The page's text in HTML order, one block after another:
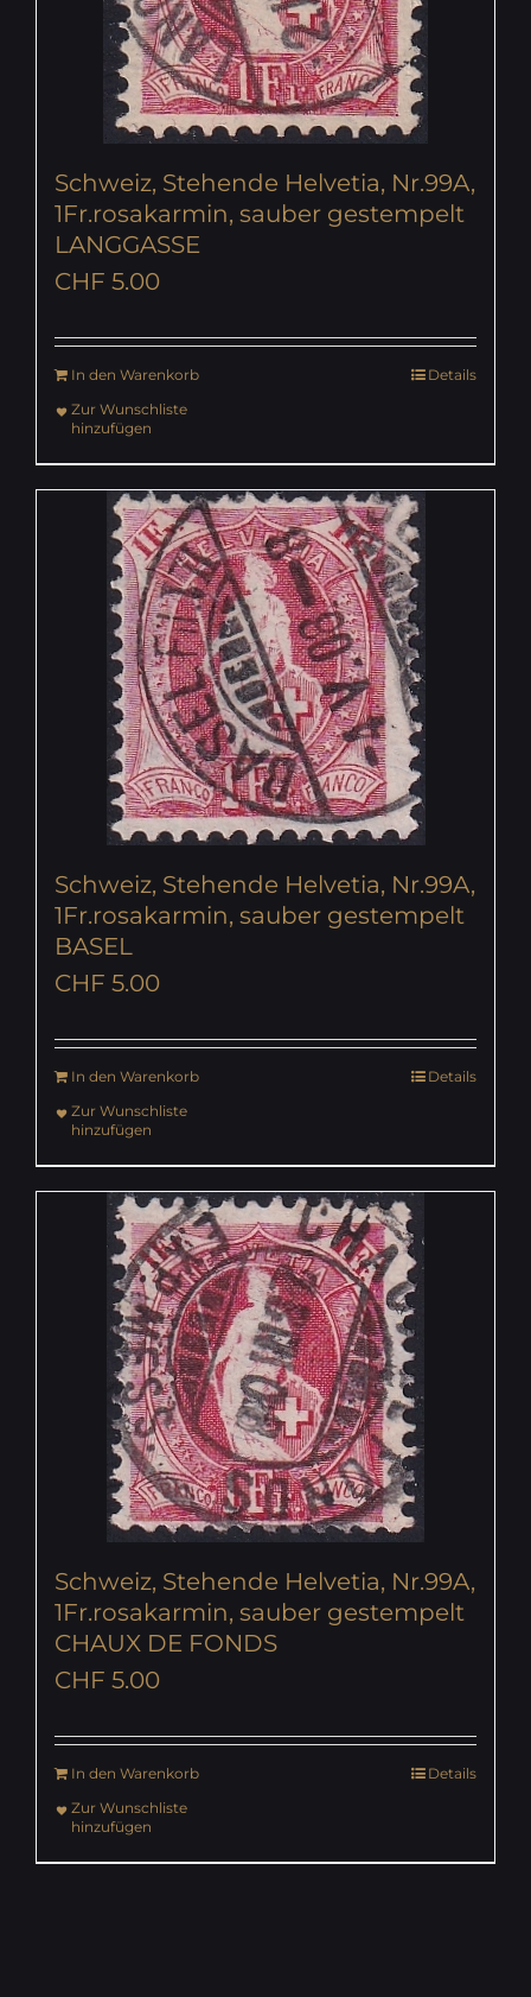
Schweiz, Stehende Helvetia, Nr.99A,
1Fr.rosakarmin, sauber gestempelt
LANGGASSE
CHF 5.00
In den Warenkorb
Details
Zur Wunschliste
hinzufügen
Schweiz, Stehende Helvetia, Nr.99A,
1Fr.rosakarmin, sauber gestempelt
BASEL
CHF 5.00
In den Warenkorb
Details
Zur Wunschliste
hinzufügen
Schweiz, Stehende Helvetia, Nr.99A,
1Fr.rosakarmin, sauber gestempelt
CHAUX DE FONDS
CHF 5.00
In den Warenkorb
Details
Zur Wunschliste
hinzufügen